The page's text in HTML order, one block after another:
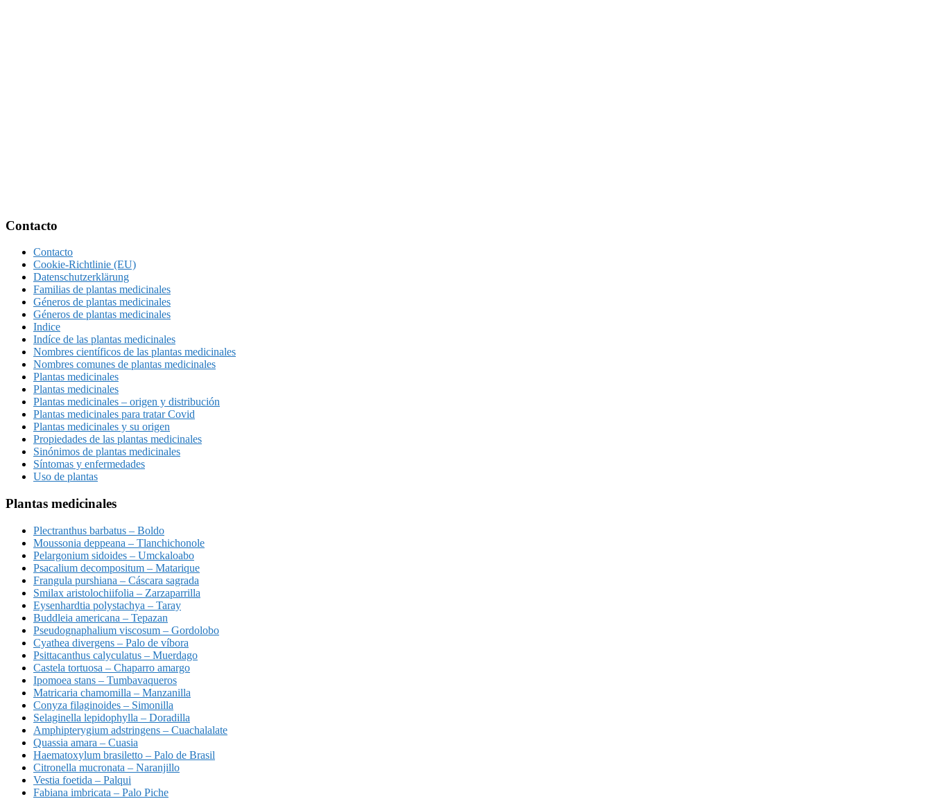
Footer
Contacto
Contacto
Cookie-Richtlinie (EU)
Datenschutzerklärung
Familias de plantas medicinales
Géneros de plantas medicinales
Géneros de plantas medicinales
Indice
Indíce de las plantas medicinales
Nombres científicos de las plantas medicinales
Nombres comunes de plantas medicinales
Plantas medicinales
Plantas medicinales
Plantas medicinales – origen y distribución
Plantas medicinales para tratar Covid
Plantas medicinales y su origen
Propiedades de las plantas medicinales
Sinónimos de plantas medicinales
Síntomas y enfermedades
Uso de plantas
Plantas medicinales
Plectranthus barbatus – Boldo
Moussonia deppeana – Tlanchichonole
Pelargonium sidoides – Umckaloabo
Psacalium decompositum – Matarique
Frangula purshiana – Cáscara sagrada
Smilax aristolochiifolia – Zarzaparrilla
Eysenhardtia polystachya – Taray
Buddleia americana – Tepazan
Pseudognaphalium viscosum – Gordolobo
Cyathea divergens – Palo de víbora
Psittacanthus calyculatus – Muerdago
Castela tortuosa – Chaparro amargo
Ipomoea stans – Tumbavaqueros
Matricaria chamomilla – Manzanilla
Conyza filaginoides – Simonilla
Selaginella lepidophylla – Doradilla
Amphipterygium adstringens – Cuachalalate
Quassia amara – Cuasia
Haematoxylum brasiletto – Palo de Brasil
Citronella mucronata – Naranjillo
Vestia foetida – Palqui
Fabiana imbricata – Palo Piche